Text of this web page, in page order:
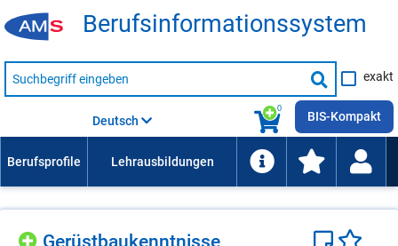
Be­rufs­in­for­ma­ti­ons­sys­tem
Suche
nach
Suche
starten
exakt
0
Deutsch BIS-Kompakt